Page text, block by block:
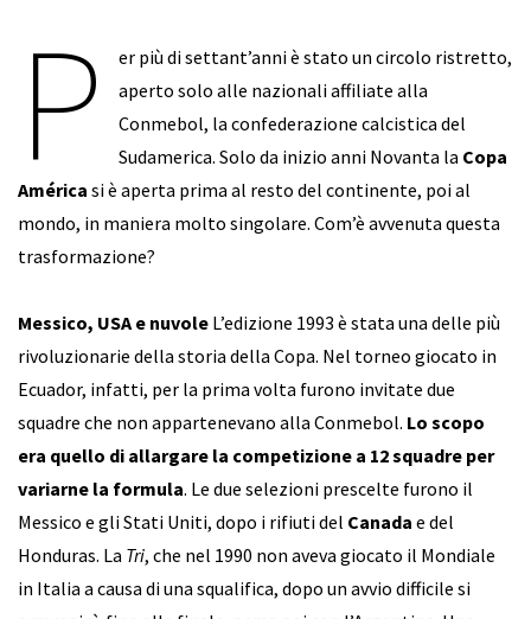
P
er più di settant’anni è stato un circolo ristretto,
aperto solo alle nazionali affiliate alla
Conmebol, la confederazione calcistica del
Sudamerica. Solo da inizio anni Novanta la Copa
América si è aperta prima al resto del continente, poi al
mondo, in maniera molto singolare. Com’è avvenuta questa
trasformazione?
Messico, USA e nuvole L’edizione 1993 è stata una delle più
rivoluzionarie della storia della Copa. Nel torneo giocato in
Ecuador, infatti, per la prima volta furono invitate due
squadre che non appartenevano alla Conmebol. Lo scopo
era quello di allargare la competizione a 12 squadre per
variarne la formula. Le due selezioni prescelte furono il
Messico e gli Stati Uniti, dopo i rifiuti del Canada e del
Honduras. La Tri, che nel 1990 non aveva giocato il Mondiale
in Italia a causa di una squalifica, dopo un avvio difficile si